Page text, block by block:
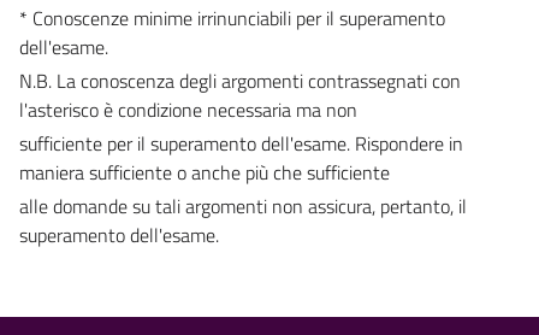
* Conoscenze minime irrinunciabili per il superamento
dell'esame.
N.B. La conoscenza degli argomenti contrassegnati con
l'asterisco è condizione necessaria ma non
sufficiente per il superamento dell'esame. Rispondere in
maniera sufficiente o anche più che sufficiente
alle domande su tali argomenti non assicura, pertanto, il
superamento dell'esame.